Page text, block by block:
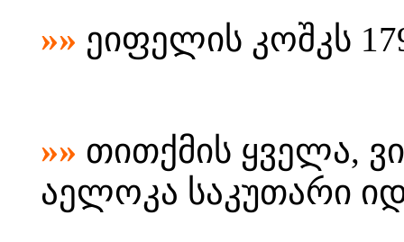
»» ეიფელის კოშკს
»» თითქმის ყველა,
აელოკა საკუთარი